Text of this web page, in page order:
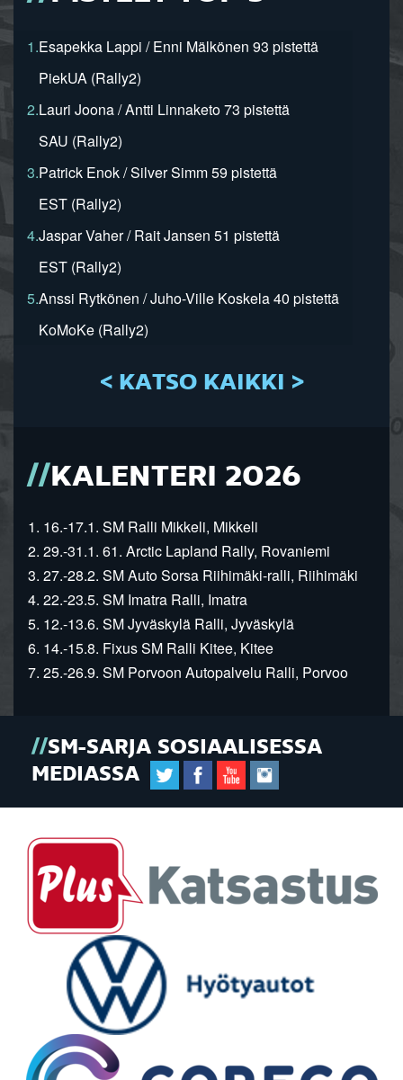
1.Esapekka Lappi / Enni Mälkönen 93 pistettä
PiekUA (Rally2)
2.Lauri Joona / Antti Linnaketo 73 pistettä
SAU (Rally2)
3.Patrick Enok / Silver Simm 59 pistettä
EST (Rally2)
4.Jaspar Vaher / Rait Jansen 51 pistettä
EST (Rally2)
5.Anssi Rytkönen / Juho-Ville Koskela 40 pistettä
KoMoKe (Rally2)
< KATSO KAIKKI >
KALENTERI 2026
1. 16.-17.1. SM Ralli Mikkeli, Mikkeli
2. 29.-31.1. 61. Arctic Lapland Rally, Rovaniemi
3. 27.-28.2. SM Auto Sorsa Riihimäki-ralli, Riihimäki
4. 22.-23.5. SM Imatra Ralli, Imatra
5. 12.-13.6. SM Jyväskylä Ralli, Jyväskylä
6. 14.-15.8. Fixus SM Ralli Kitee, Kitee
7. 25.-26.9. SM Porvoon Autopalvelu Ralli, Porvoo
SM-SARJA SOSIAALISESSA
MEDIASSA